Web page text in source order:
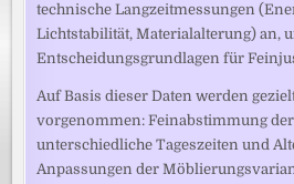
technische Langzeitmessungen
Lichtstabilität, Materialalterung) an,
Entscheidungsgrundlagen für
Auf Basis dieser Daten werden
vorgenommen: Feinabstimmung
unterschiedliche Tageszeiten und
Anpassungen der